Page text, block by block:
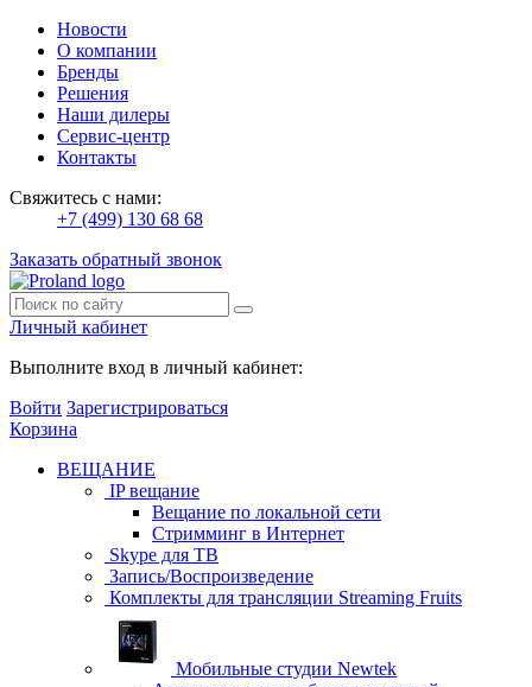
Новости
О компании
Бренды
Решения
Наши дилеры
Сервис-центр
Контакты
Свяжитесь с нами:
+7 (499) 130 68 68
Заказать обратный звонок
Личный кабинет
Выполните вход в личный кабинет:
Войти Зарегистрироваться
Корзина
ВЕЩАНИЕ
IP вещание
Вещание по локальной сети
Стримминг в Интернет
Skype для ТВ
Запись/Воспроизведение
Комплекты для трансляции Streaming Fruits
Мобильные студии Newtek